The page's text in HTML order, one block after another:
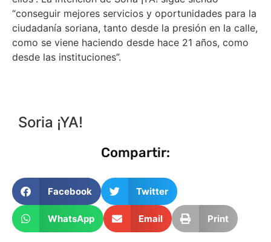
“conseguir mejores servicios y oportunidades para la
ciudadanía soriana, tanto desde la presión en la calle,
como se viene haciendo desde hace 21 años, como
desde las instituciones”.
Soria ¡YA!
Compartir:
Facebook Twitter
WhatsApp Email Print